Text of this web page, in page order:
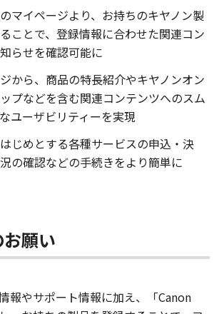
マイページより、お持ちのキヤノン製
ことで、登録情報に合わせた関連コン
らせを確認可能に
から、商品の特長紹介やキヤノンオン
プなどを含む関連コンテンツへのスム
ユーザビリティーを実現
じめとする各種サービスの申込・決
の確認などの手続きをより簡単に
願い
報やサポート情報に加え、「Canon